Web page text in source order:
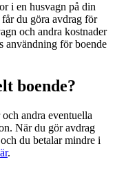
i en husvagn på din
du göra avdrag för
och andra kostnader
användning för boende
boende?
andra eventuella
När du gör avdrag
du betalar mindre i
.